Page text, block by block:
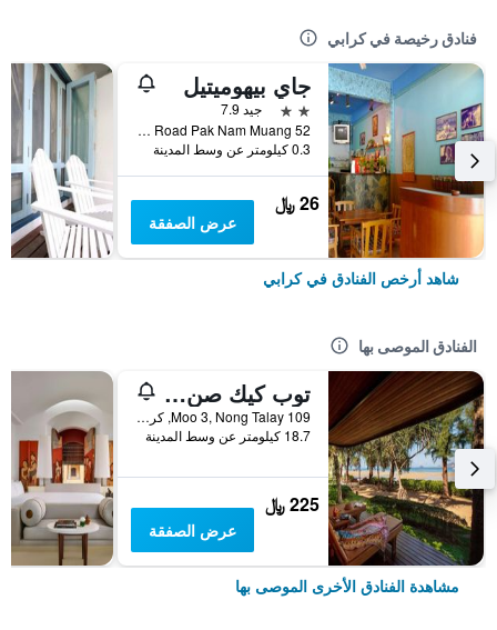
فنادق رخيصة في كرابي
جاي بيهوميتيل
2 نجمتين
جيد 7.9
52 Soi 5 Maharat Road Pak Nam Muang, كرابي, تايلاند
0.3 كيلومتر عن وسط المدينة
26 ﷼
عرض الصفقة
شاهد أرخص الفنادق في كرابي
الفنادق الموصى بها
توب كيك صن سيت بيتش ريزورت
109 Moo 3, Nong Talay, كرابي, تايلاند
18.7 كيلومتر عن وسط المدينة
225 ﷼
عرض الصفقة
مشاهدة الفنادق الأخرى الموصى بها